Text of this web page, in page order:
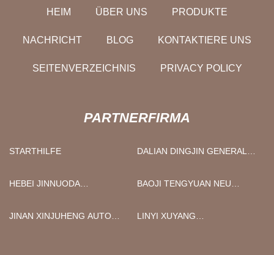
HEIM ÜBER UNS PRODUKTE
NACHRICHT BLOG KONTAKTIERE UNS
SEITENVERZEICHNIS PRIVACY POLICY
PARTNERFIRMA
STARTHILFE
DALIAN DINGJIN GENERAL
HEBEI JINNUODA
AUSRÜSTUNG VERKÄUFE
BAOJI TENGYUAN NEU
LTD.
JINAN XINJUHENG AUTO
LINYI XUYANG